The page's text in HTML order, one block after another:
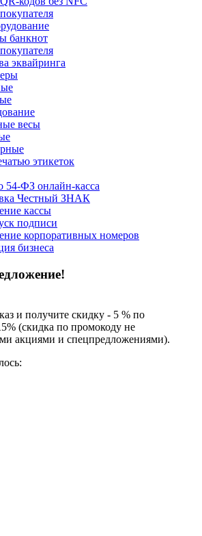
банкнот
эквайринга
весы
этикеток
54-ФЗ онлайн-касса
Честный ЗНАК
кассы
подписи
корпоративных номеров
бизнеса
и получите скидку - 5 % по
(скидка по промокоду не
акциями и спецпредложениями).